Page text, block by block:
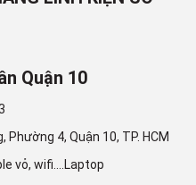
Quận 10
4, Quận 10, TP. HCM
vỏ, wifi....Laptop